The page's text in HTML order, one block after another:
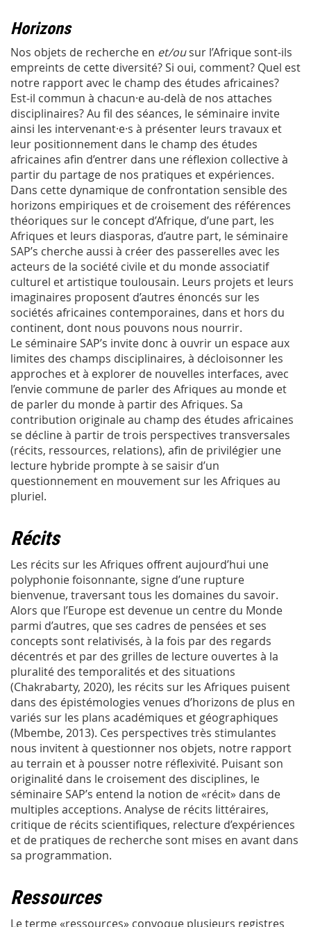
Horizons
Nos objets de recherche en et/ousur l’Afrique sont-ils
empreints de cette diversité? Si oui, comment? Quel est
notre rapport avec le champ des études africaines?
Est-il commun à chacun·e au-delà de nos attaches
disciplinaires? Au fil des séances, le séminaire invite
ainsi les intervenant·e·s à présenter leurs travaux et
leur positionnement dans le champ des études
africaines afin d’entrer dans une réflexion collective à
partir du partage de nos pratiques et expériences.
Dans cette dynamique de confrontation sensible des
horizons empiriques et de croisement des références
théoriques sur le concept d’Afrique, d’une part, les
Afriques et leurs diasporas, d’autre part, le séminaire
SAP’s cherche aussi à créer des passerelles avec les
acteurs de la société civile et du monde associatif
culturel et artistique toulousain. Leurs projets et leurs
imaginaires proposent d’autres énoncés sur les
sociétés africaines contemporaines, dans et hors du
continent, dont nous pouvons nous nourrir.
Le séminaire SAP’s invite donc à ouvrir un espace aux
limites des champs disciplinaires, à décloisonner les
approches et à explorer de nouvelles interfaces, avec
l’envie commune de parler des Afriques au monde et
de parler du monde à partir des Afriques. Sa
contribution originale au champ des études africaines
se décline à partir de trois perspectives transversales
(récits, ressources, relations), afin de privilégier une
lecture hybride prompte à se saisir d’un
questionnement en mouvement sur les Afriques au
pluriel.
Récits
Les récits sur les Afriques offrent aujourd’hui une
polyphonie foisonnante, signe d’une rupture
bienvenue, traversant tous les domaines du savoir.
Alors que l’Europe est devenue un centre du Monde
parmi d’autres, que ses cadres de pensées et ses
concepts sont relativisés, à la fois par des regards
décentrés et par des grilles de lecture ouvertes à la
pluralité des temporalités et des situations
(Chakrabarty, 2020), les récits sur les Afriques puisent
dans des épistémologies venues d’horizons de plus en
variés sur les plans académiques et géographiques
(Mbembe, 2013). Ces perspectives très stimulantes
nous invitent à questionner nos objets, notre rapport
au terrain et à pousser notre réflexivité. Puisant son
originalité dans le croisement des disciplines, le
séminaire SAP’s entend la notion de «récit» dans de
multiples acceptions. Analyse de récits littéraires,
critique de récits scientifiques, relecture d’expériences
et de pratiques de recherche sont mises en avant dans
sa programmation.
Ressources
Le terme «ressources» convoque plusieurs registres